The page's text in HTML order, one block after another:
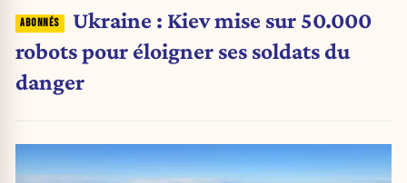
Ukraine : Kiev mise sur 50.000
robots pour éloigner ses soldats du
danger